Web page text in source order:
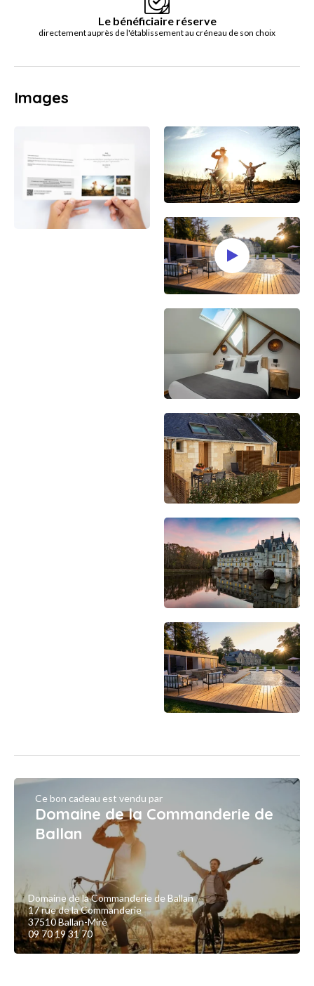
Le bénéficiaire réserve
directement auprès de l'établissement au créneau de son choix
Images
Ce bon cadeau est vendu par
Domaine de la Commanderie de
Ballan
Domaine de la Commanderie de Ballan
17 rue de la Commanderie
37510 Ballan-Miré
09 70 19 31 70